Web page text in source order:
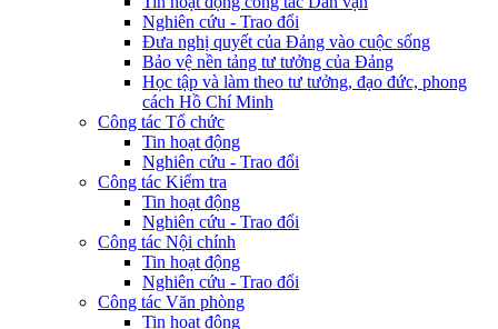
Nghiên cứu - Trao đổi
Đưa nghị quyết của Đảng vào cuộc sống
Bảo vệ nền tảng tư tưởng của Đảng
Học tập và làm theo tư tưởng, đạo đức, phong
cách Hồ Chí Minh
Công tác Tổ chức
Tin hoạt động
Nghiên cứu - Trao đổi
Công tác Kiểm tra
Tin hoạt động
Nghiên cứu - Trao đổi
Công tác Nội chính
Tin hoạt động
Nghiên cứu - Trao đổi
Công tác Văn phòng
Tin hoạt động